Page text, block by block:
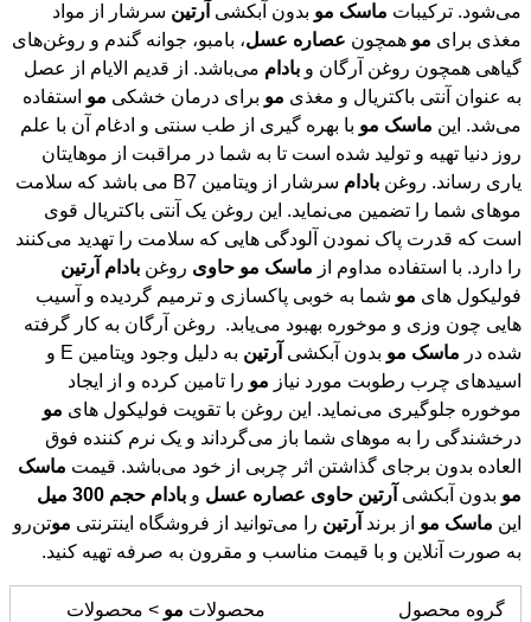
می‌شود. ترکیبات ماسک مو بدون آبکشی آرتین سرشار از مواد
مغذی برای مو همچون عصاره عسل، بامبو، جوانه گندم و روغن‌‌های
گیاهی همچون روغن آرگان و بادام می‌باشد. از قدیم الایام از عصل
به عنوان آنتی باکتریال و مغذی مو برای درمان خشکی مو استفاده
می‌شد. این ماسک مو با بهره گیری از طب سنتی و ادغام آن با علم
روز دنیا تهیه و تولید شده است تا به شما در مراقبت از موهایتان
یاری رساند. روغن بادام سرشار از ویتامین B7 می باشد که سلامت
موهای شما را تضمین می‌نماید. این روغن یک آنتی باکتریال قوی
است که قدرت پاک نمودن آلودگی هایی که سلامت را تهدید می‌کنند
را دارد. با استفاده مداوم از ماسک مو حاوی روغن بادام آرتین
فولیکول های مو شما به خوبی پاکسازی و ترمیم گردیده و آسیب
هایی چون وزی و موخوره بهبود می‌یابد. روغن آرگان به کار گرفته
شده در ماسک مو بدون آبکشی آرتین
به دلیل وجود ویتامین E و
اسیدهای چرب رطوبت مورد نیاز مو را تامین کرده و از ایجاد
موخوره جلوگیری می‌نماید. این روغن با تقویت فولیکول های مو
درخشندگی را به موهای شما باز می‌گرداند و یک نرم کننده فوق
العاده بدون برجای گذاشتن اثر چربی از خود می‌باشد. قیمت ماسک
مو بدون آبکشی آرتین حاوی عصاره عسل و بادام حجم 300 میل
این ماسک مو از برند آرتین را می‌توانید از فروشگاه اینترنتی مو‌تن‌رو
به صورت آنلاین و با قیمت مناسب و مقرون به صرفه تهیه کنید.
گروه محصول محصولات مو > محصولات